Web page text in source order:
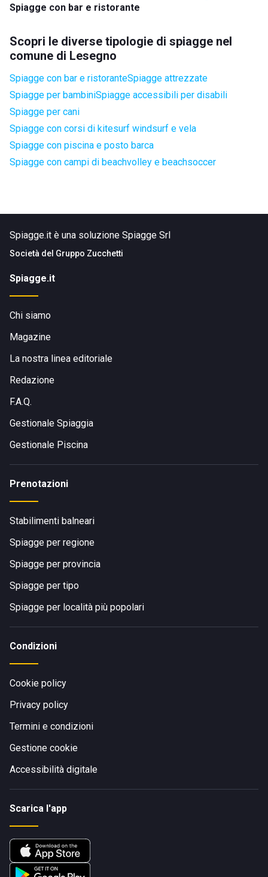
Spiagge con bar e ristorante
Scopri le diverse tipologie di spiagge nel
comune di Lesegno
Spiagge con bar e ristoranteSpiagge attrezzate
Spiagge per bambiniSpiagge accessibili per disabili
Spiagge per cani
Spiagge con corsi di kitesurf windsurf e vela
Spiagge con piscina e posto barca
Spiagge con campi di beachvolley e beachsoccer
Spiagge.it è una soluzione Spiagge Srl
Società del Gruppo Zucchetti
Spiagge.it
Chi siamo
Magazine
La nostra linea editoriale
Redazione
F.A.Q.
Gestionale Spiaggia
Gestionale Piscina
Prenotazioni
Stabilimenti balneari
Spiagge per regione
Spiagge per provincia
Spiagge per tipo
Spiagge per località più popolari
Condizioni
Cookie policy
Privacy policy
Termini e condizioni
Gestione cookie
Accessibilità digitale
Scarica l'app